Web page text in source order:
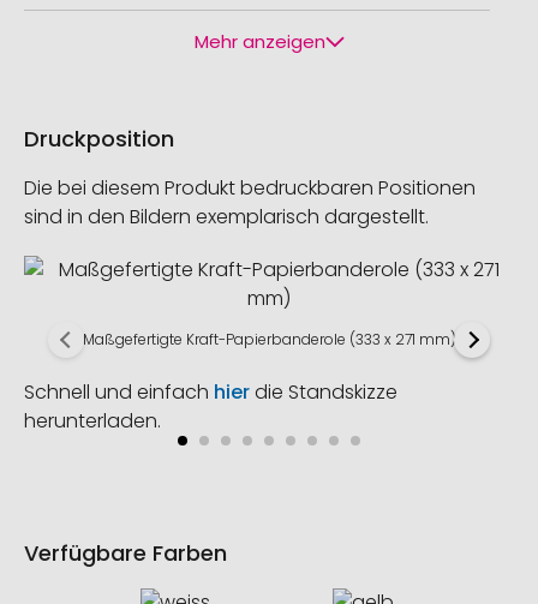
Mehr anzeigen
Druckposition
Die bei diesem Produkt bedruckbaren Positionen
sind in den Bildern exemplarisch dargestellt.
Maßgefertigte Kraft-Papierbanderole (333 x 271 mm)
Schnell und einfach hierdie Standskizze
herunterladen.
Verfügbare Farben